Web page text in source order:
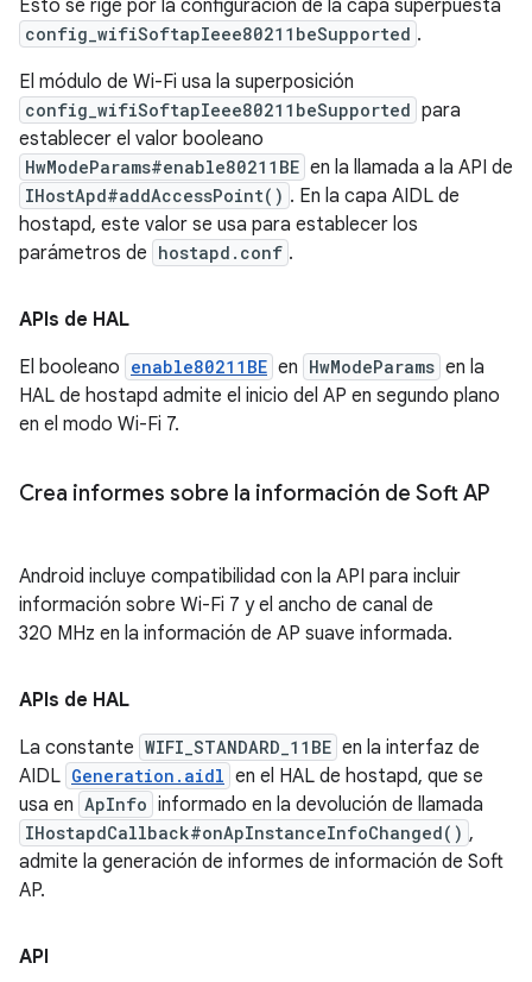
Esto se rige por la configuración de la capa superpuesta
config_wifiSoftapIeee80211beSupported .
El módulo de Wi-Fi usa la superposición
config_wifiSoftapIeee80211beSupported para
establecer el valor booleano
HwModeParams#enable80211BE en la llamada a la API de
IHostApd#addAccessPoint() . En la capa AIDL de
hostapd, este valor se usa para establecer los
parámetros de hostapd.conf .
APIs de HAL
El booleano enable80211BE en HwModeParams en la
HAL de hostapd admite el inicio del AP en segundo plano
en el modo Wi-Fi 7.
Crea informes sobre la información de Soft AP
Android incluye compatibilidad con la API para incluir
información sobre Wi-Fi 7 y el ancho de canal de
320 MHz en la información de AP suave informada.
APIs de HAL
La constante WIFI_STANDARD_11BE en la interfaz de
AIDL Generation.aidl en el HAL de hostapd, que se
usa en ApInfo informado en la devolución de llamada
IHostapdCallback#onApInstanceInfoChanged() ,
admite la generación de informes de información de Soft
AP.
API